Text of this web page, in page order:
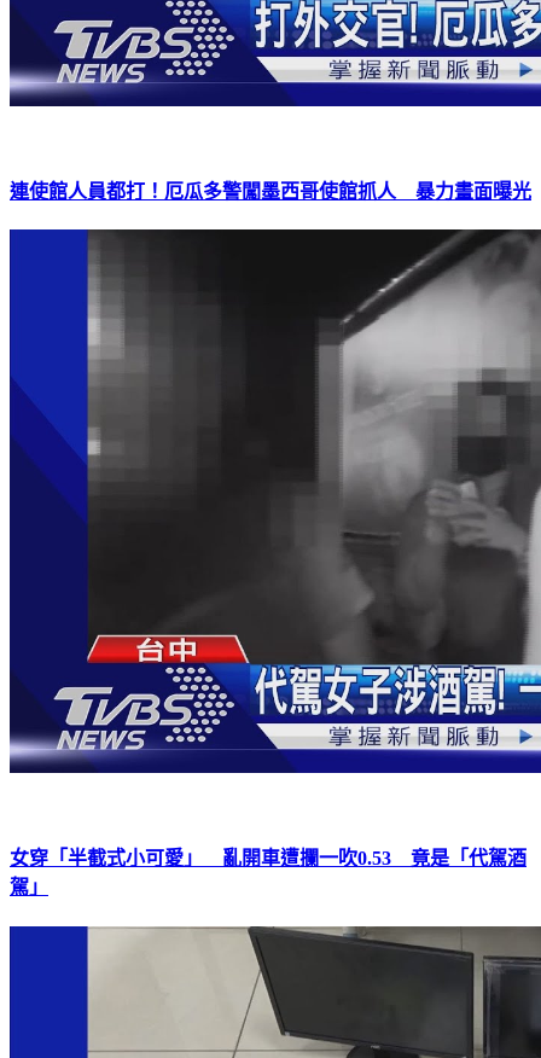
連使館人員都打！厄瓜多警闖墨西哥使館抓人 暴力畫面曝光
女穿「半截式小可愛」 亂開車遭攔一吹0.53 竟是「代駕酒
駕」